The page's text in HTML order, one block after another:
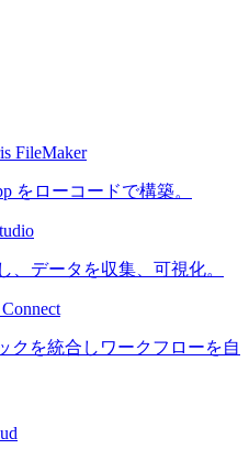
FileMaker
をローコードで構築。
、データを収集、可視化。
クを統合しワークフローを自